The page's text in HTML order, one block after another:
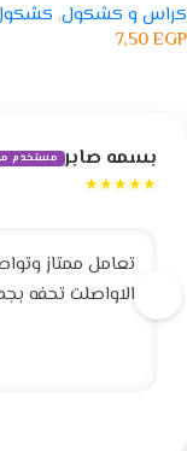
كراس و كشكول, كشكول 60
7,50EGP
بسمه صابر مستخدم
★★★★★
تعامل ممتاز
الاواصلت تحفه